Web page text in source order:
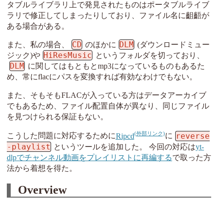
タブルライブラリ上で発見されたものはポータブルライブ
ラリで修正してしまったりしており、ファイル名に齟齬が
ある場合がある。
また、私の場合、 CD のほかに DLM (ダウンロードミュー
ジック)や HiResMusic というフォルダを切っており、
DLM に関してはもともとmp3になっているものもあるた
め、常にflacにパスを変換すれば有効なわけでもない。
また、そもそもFLACが入っている方はデータアーカイブ
でもあるため、ファイル配置自体が異なり、同じファイル
を見つけられる保証もない。
こうした問題に対応するためにRipcd に reverse
-playlist というツールを追加した。 今回の対応はyt-
dlpでチャンネル動画をプレイリストに再編するで取った方
法から着想を得た。
Overview